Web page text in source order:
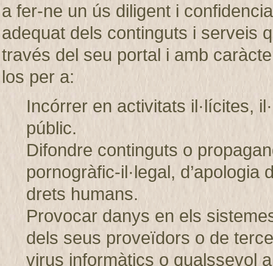
a fer-ne un ús diligent i
adequat dels continguts i serveis
través del seu portal i amb
los per a:
Incórrer en activitats il·lícites,
públic.
Difondre continguts o
pornogràfic-il·legal,
drets humans.
Provocar danys en els
dels seus proveïdors o de
virus informàtics o qualssevol